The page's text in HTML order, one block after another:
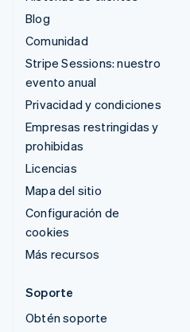
Blog
Comunidad
Stripe Sessions: nuestro
evento anual
Privacidad y condiciones
Empresas restringidas y
prohibidas
Licencias
Mapa del sitio
Configuración de
cookies
Más recursos
Soporte
Obtén soporte